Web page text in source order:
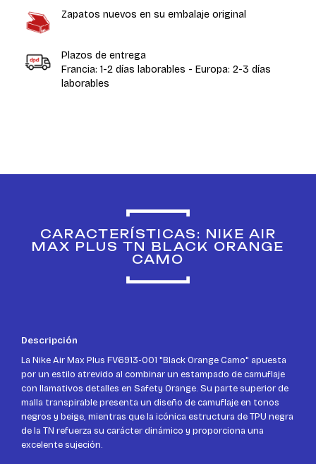
Zapatos nuevos en su embalaje original
Plazos de entrega
Francia: 1-2 días laborables - Europa: 2-3 días
laborables
CARACTERÍSTICAS: NIKE AIR
MAX PLUS TN BLACK ORANGE
CAMO
Descripción
La Nike Air Max Plus FV6913-001 "Black Orange Camo" apuesta
por un estilo atrevido al combinar un estampado de camuflaje
con llamativos detalles en Safety Orange. Su parte superior de
malla transpirable presenta un diseño de camuflaje en tonos
negros y beige, mientras que la icónica estructura de TPU negra
de la TN refuerza su carácter dinámico y proporciona una
excelente sujeción.